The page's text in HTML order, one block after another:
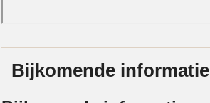
Bijkomende informatie